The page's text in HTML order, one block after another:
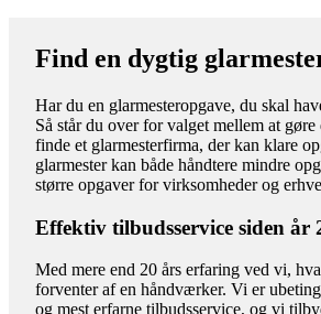
Find en dygtig
Har du en glarmesteropgave, du skal
Så står du over for valget mellem at gøre
finde et glarmesterfirma, der kan klare
glarmester kan både håndtere mindre
større opgaver for virksomheder og
Effektiv tilbudsservice siden år
Med mere end 20 års erfaring ved vi,
forventer af en håndværker. Vi er
og mest erfarne tilbudsservice, og vi